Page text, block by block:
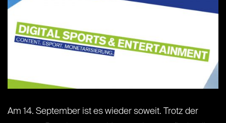
Am 14. September ist es wieder soweit. Trotz der